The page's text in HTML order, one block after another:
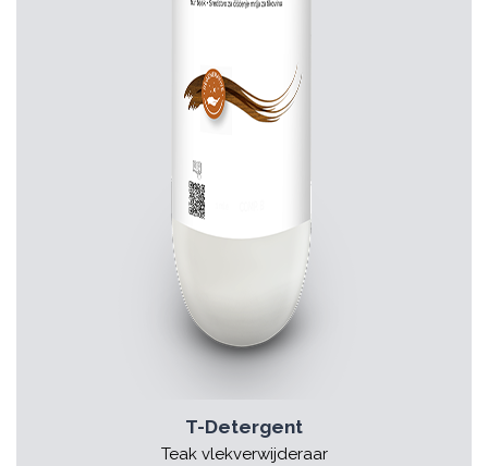
T-Detergent
Teak vlekverwijderaar